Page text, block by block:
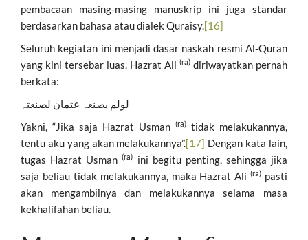
pembacaan masing-masing manuskrip ini juga standar
berdasarkan bahasa atau dialek Quraisy.[16]
Seluruh kegiatan ini menjadi dasar naskah resmi Al-Quran
yang kini tersebar luas. Hazrat Ali (ra) diriwayatkan pernah
berkata:
لولم یصنعہ عثمان لصنعتہ
Yakni, “Jika saja Hazrat Usman (ra) tidak melakukannya,
tentu aku yang akan melakukannya”.[17] Dengan kata lain,
tugas Hazrat Usman(ra)
ini begitu penting, sehingga jika
saja beliau tidak melakukannya, maka Hazrat Ali(ra) pasti
akan mengambilnya dan melakukannya selama masa
kekhalifahan beliau.